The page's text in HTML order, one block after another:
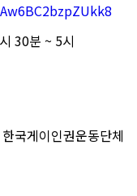
30분 ~ 5시
국게이인권운동단체